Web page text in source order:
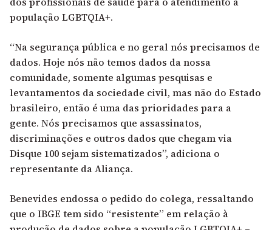
população LGBTQIA+.
“Na segurança pública e no geral nós precisamos de
dados. Hoje nós não temos dados da nossa
comunidade, somente algumas pesquisas e
levantamentos da sociedade civil, mas não do Estado
brasileiro, então é uma das prioridades para a
gente. Nós precisamos que assassinatos,
discriminações e outros dados que chegam via
Disque 100 sejam sistematizados”, adiciona o
representante da Aliança.
Benevides endossa o pedido do colega, ressaltando
que o IBGE tem sido “resistente” em relação à